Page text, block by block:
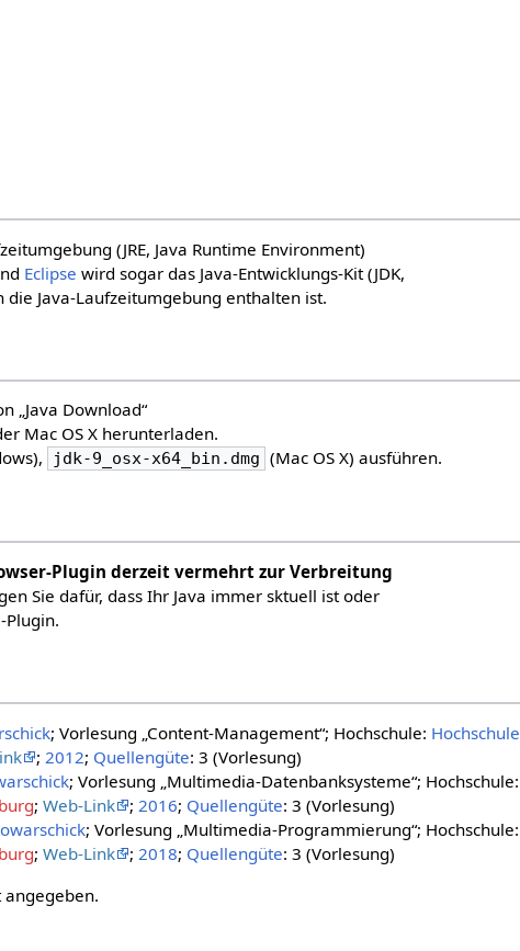
(JRE, Java Runtime Environment)
Eclipse wird sogar das Java-Entwicklungs-Kit (JDK,
Java-Laufzeitumgebung enthalten ist.
„Java Download“
Mac OS X herunterladen.
jdk-9_osx-x64_bin.dmg (Mac OS X) ausführen.
Plugin derzeit vermehrt zur Verbreitung
Sie dafür, dass Ihr Java immer sktuell ist oder
Plugin.
; Vorlesung „Content-Management“; Hochschule: Hochschule
;2012; Quellengüte: 3 (Vorlesung)
; Vorlesung „Multimedia-Datenbanksysteme“; Hochschule:
;Web-Link ;2016; Quellengüte: 3 (Vorlesung)
; Vorlesung „Multimedia-Programmierung“; Hochschule:
;Web-Link ;2018; Quellengüte: 3 (Vorlesung)